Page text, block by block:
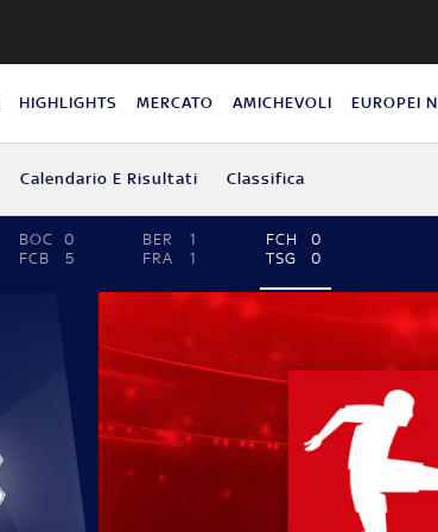
HIGHLIGHTS MERCATO AMICHEVOLI EUROPEI
Calendario E Risultati Classifica
BOC
0
FCB
5
BER
1
FRA
1
FCH
0
TSG
0